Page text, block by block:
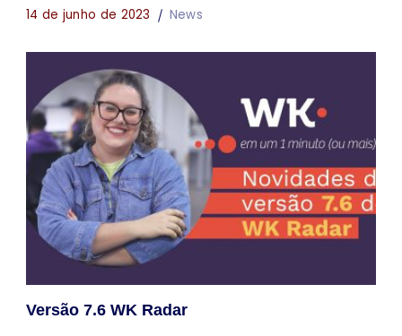
14 de junho de 2023 News
Versão 7.6 WK Radar